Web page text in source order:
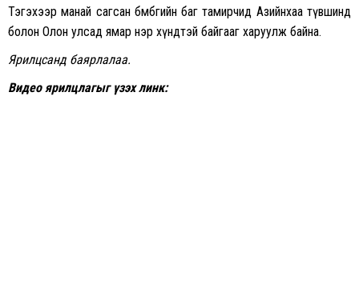
Тэгэхээр манай сагсан бөмбөгийн баг тамирчид Азийнхаа түвшинд
болон Олон улсад ямар нэр хүндтэй байгааг харуулж байна.
Ярилцсанд баярлалаа.
Видео ярилцлагыг үзэх линк: